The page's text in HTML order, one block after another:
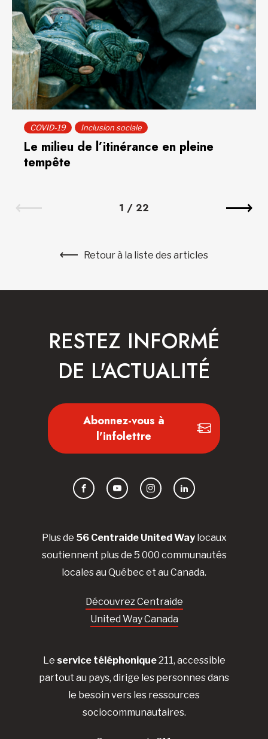
COVID-19 Inclusion sociale
Le milieu de l’itinérance en pleine
tempête
1 / 22
Retour à la liste des articles
Plus de 56 Centraide United Waylocaux
soutiennent plus de 5 000 communautés
locales au Québec et au Canada.
Découvrez Centraide
United Way Canada
Le service téléphonique211, accessible
partout au pays, dirige les personnes dans
le besoin vers les ressources
sociocommunautaires.
RESTEZ INFORMÉ
DE L'ACTUALITÉ
Abonnez-vous à
l'infolettre
FacebookYouTubeInstagramLinkedIn